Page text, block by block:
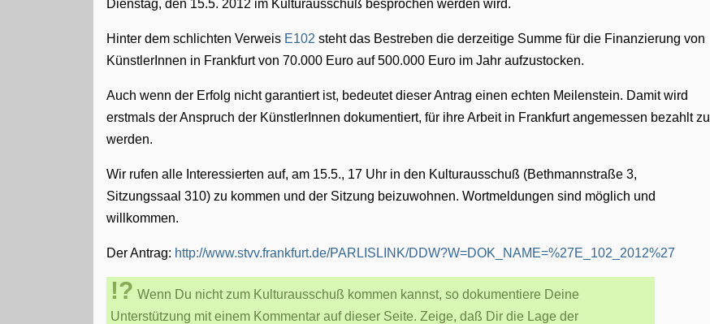
Dienstag, den 15.5. 2012 im Kulturausschuß besprochen werden wird.
Hinter dem schlichten Verweis E102 steht das Bestreben die derzeitige Summe für die Finanzierung von
KünstlerInnen in Frankfurt von 70.000 Euro auf 500.000 Euro im Jahr aufzustocken.
Auch wenn der Erfolg nicht garantiert ist, bedeutet dieser Antrag einen echten Meilenstein. Damit wird
erstmals der Anspruch der KünstlerInnen dokumentiert, für ihre Arbeit in Frankfurt angemessen bezahlt zu
werden.
Wir rufen alle Interessierten auf, am 15.5., 17 Uhr in den Kulturausschuß (Bethmannstraße 3,
Sitzungssaal 310) zu kommen und der Sitzung beizuwohnen. Wortmeldungen sind möglich und
willkommen.
Der Antrag: http://www.stvv.frankfurt.de/PARLISLINK/DDW?W=DOK_NAME=%27E_102_2012%27
Wenn Du nicht zum Kulturausschuß kommen kannst, so dokumentiere Deine
Unterstützung mit einem Kommentar auf dieser Seite. Zeige, daß Dir die Lage der